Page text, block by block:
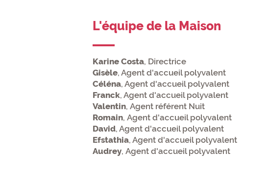
L'équipe de la Maison
Karine Costa, Directrice
Gisèle, Agent d'accueil polyvalent
Céléna, Agent d'accueil polyvalent
Franck, Agent d'accueil polyvalent
Valentin, Agent référent Nuit
Romain, Agent d'accueil polyvalent
David, Agent d'accueil polyvalent
Efstathia, Agent d'accueil polyvalent
Audrey, Agent d'accueil polyvalent